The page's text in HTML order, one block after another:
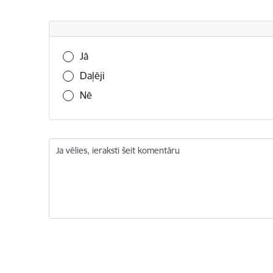
Vai šī informācija bija noderīga?
Jā
Daļēji
Nē
Ja vēlies, ieraksti šeit komentāru